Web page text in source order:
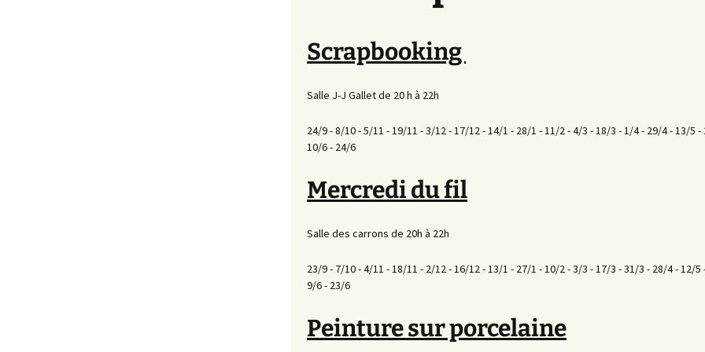
Scrapbooking
Salle J-J Gallet de 20 h à 22h
24/9 - 8/10 - 5/11 - 19/11 - 3/12 - 17/12 - 14/1 - 28/1 - 11/2 - 4/3 - 18/3 - 1/4 - 29/4 - 13/5 -
10/6 - 24/6
Mercredi du fil
Salle des carrons de 20h à 22h
23/9 - 7/10 - 4/11 - 18/11 - 2/12 - 16/12 - 13/1 - 27/1 - 10/2 - 3/3 - 17/3 - 31/3 - 28/4 - 12/5
9/6 - 23/6
Peinture sur porcelaine